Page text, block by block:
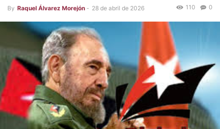
By Raquel Álvarez Morejón - 28 de abril de 2026 0
110